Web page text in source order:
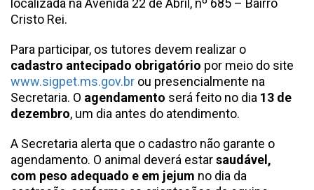
localizada na Avenida 22 de Abril, nº 685 – Bairro
Cristo Rei.
Para participar, os tutores devem realizar o
cadastro antecipado obrigatório por meio do site
www.sigpet.ms.gov.br ou presencialmente na
Secretaria. O agendamento será feito no dia 13 de
dezembro, um dia antes do atendimento.
A Secretaria alerta que o cadastro não garante o
agendamento. O animal deverá estarsaudável,
com peso adequado e em jejum no dia da